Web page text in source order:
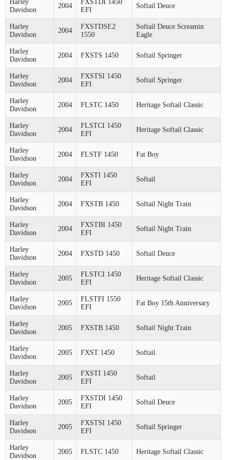
Harley
Davidson
2004
FXSTDI 1450
EFI
Softail Deuce
Harley
Davidson
2004
FXSTDSE2
1550
Softail Deuce Screamin
Eagle
Harley
Davidson
2004 FXSTS 1450 Softail Springer
Harley
Davidson
2004
FXSTSI 1450
EFI
Softail Springer
Harley
Davidson
2004 FLSTC 1450 Heritage Softail Classic
Harley
Davidson
2004
FLSTCI 1450
EFI
Heritage Softail Classic
Harley
Davidson
2004 FLSTF 1450 Fat Boy
Harley
Davidson
2004
FXSTI 1450
EFI
Softail
Harley
Davidson
2004 FXSTB 1450 Softail Night Train
Harley
Davidson
2004
FXSTBI 1450
EFI
Softail Night Train
Harley
Davidson
2004 FXSTD 1450 Softail Deuce
Harley
Davidson
2005
FLSTCI 1450
EFI
Heritage Softail Classic
Harley
Davidson
2005
FLSTFI 1550
EFI
Fat Boy 15th Anniversary
Harley
Davidson
2005 FXSTB 1450 Softail Night Train
Harley
Davidson
2005 FXST 1450 Softail
Harley
Davidson
2005
FXSTI 1450
EFI
Softail
Harley
Davidson
2005
FXSTDI 1450
EFI
Softail Deuce
Harley
Davidson
2005
FXSTSI 1450
EFI
Softail Springer
Harley
Davidson
2005 FLSTC 1450 Heritage Softail Classic